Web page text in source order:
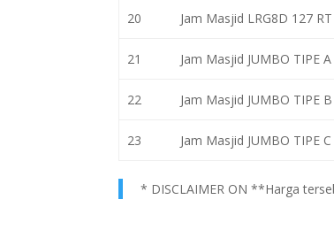
20 Jam Masjid LRG8D 127 RT
21 Jam Masjid JUMBO TIPE A
22 Jam Masjid JUMBO TIPE B
23 Jam Masjid JUMBO TIPE C
* DISCLAIMER ON **Harga